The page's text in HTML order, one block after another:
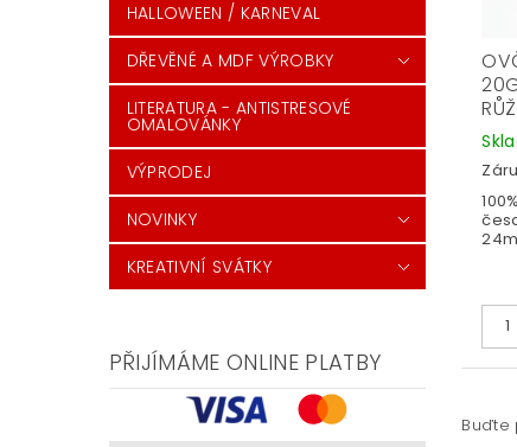
HALLOWEEN / KARNEVAL
DŘEVĚNÉ A MDF VÝROBKY
LITERATURA - ANTISTRESOVÉ
OMALOVÁNKY
VÝPRODEJ
NOVINKY
KREATIVNÍ SVÁTKY
PŘIJÍMÁME ONLINE PLATBY
Buďte